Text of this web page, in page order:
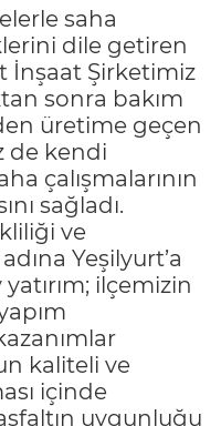
saha
dile getiren
İnşaat Şirketimiz
sonra bakım
üretime geçen
de kendi
çalışmalarının
sağladı.
ve
Yeşilyurt’a
yatırım; ilçemizin
kaliteli ve
içinde
uygunluğu